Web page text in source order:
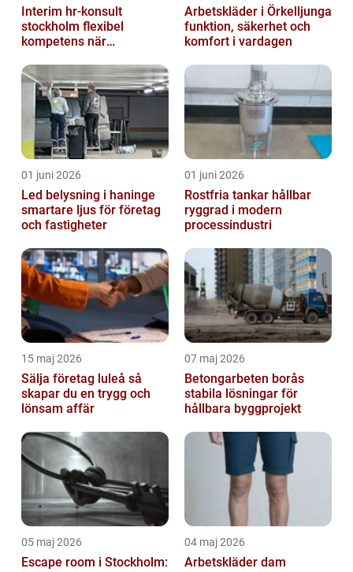
Interim hr-konsult
stockholm flexibel
kompetens när
Arbetskläder i Örkelljunga
funktion, säkerhet och
komfort i vardagen
01 juni 2026
Led belysning i haninge
smartare ljus för företag
och fastigheter
01 juni 2026
Rostfria tankar hållbar
ryggrad i modern
processindustri
15 maj 2026
Sälja företag luleå så
skapar du en trygg och
lönsam affär
07 maj 2026
Betongarbeten borås
stabila lösningar för
hållbara byggprojekt
05 maj 2026
Escape room i Stockholm:
04 maj 2026
Arbetskläder dam